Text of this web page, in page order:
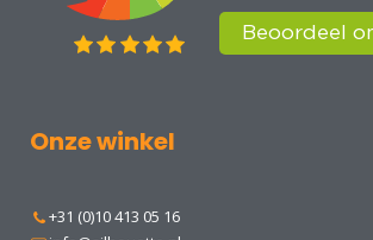
Onze winkel
+31 (0)10 413 05 16